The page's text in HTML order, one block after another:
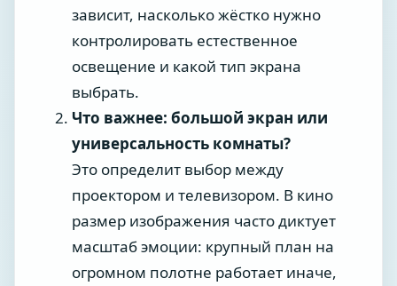
зависит, насколько жёстко нужно
контролировать естественное
освещение и какой тип экрана
выбрать.
Что важнее: большой экран или
универсальность комнаты?
Это определит выбор между
проектором и телевизором. В кино
размер изображения часто диктует
масштаб эмоции: крупный план на
огромном полотне работает иначе,